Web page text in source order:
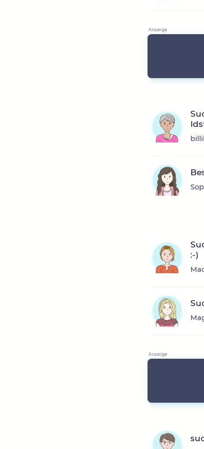
:-)